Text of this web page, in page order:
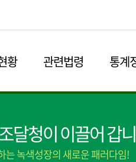
황 관련법령 통계
달청이 이끌어 갑
는 녹색성장의 새로운 패러다임!